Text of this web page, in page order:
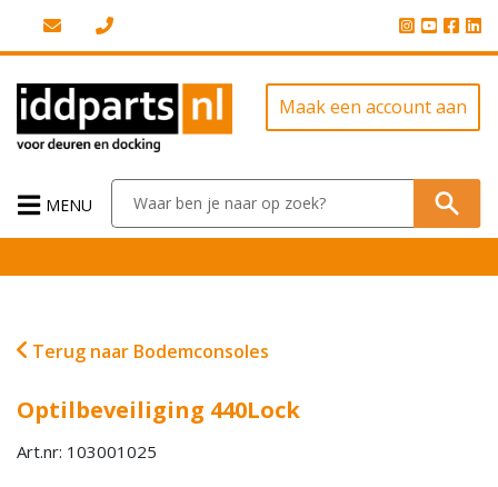
Maak een account aan
MENU
Terug naar Bodemconsoles
Optilbeveiliging 440Lock
Art.nr: 103001025